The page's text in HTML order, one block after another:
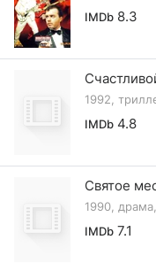
IMDb 8.3
1992,
IMDb 4.8
Святое
1990,
IMDb 7.1